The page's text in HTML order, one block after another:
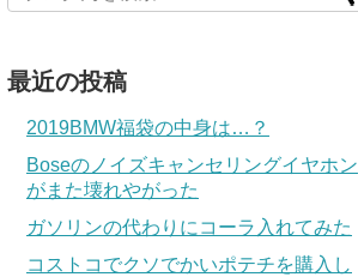
最近の投稿
2019BMW福袋の中身は…？
Boseのノイズキャンセリングイヤホン
がまた壊れやがった
ガソリンの代わりにコーラ入れてみた
コストコでクソでかいポテチを購入し